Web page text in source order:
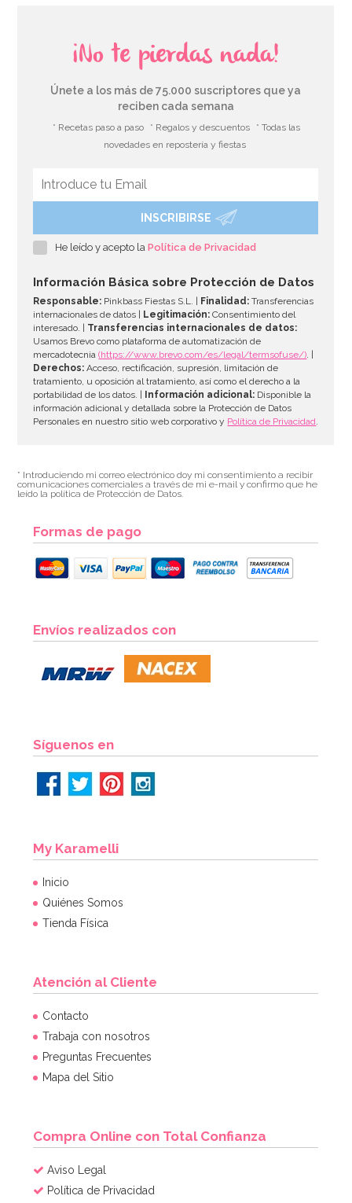
Set de 12 Pajitas Carnival
4,49€
AÑADIR
Marco para Photocall inflable 70 cm
¡No te pierdas nada!
Únete a los más de 75.000 suscriptores que ya
reciben cada semana
* Recetas paso a paso * Regalos y descuentos
* Todas las
novedades en repostería y fiestas
INSCRIBIRSE
He leído y acepto laPolítica de Privacidad
Información Básica sobre Protección de Datos
Responsable: Pinkbass Fiestas S.L. | Finalidad: Transferencias
internacionales de datos |
Legitimación: Consentimiento del
interesado. | Transferencias internacionales de datos:
Usamos Brevo como plataforma de automatización de
mercadotecnia(https://www.brevo.com/es/legal/termsofuse/). |
Derechos: Acceso, rectificación, supresión, limitación de
tratamiento, u oposición al tratamiento, así como el derecho a la
portabilidad de los datos. |
Información adicional: Disponible la
información adicional y detallada sobre la Protección de Datos
Personales en nuestro sitio web corporativo y Política de Privacidad.
* Introduciendo mi correo electrónico doy mi consentimiento a recibir
comunicaciones comerciales a través de mi e-mail y confirmo que he
leído la política de Protección de Datos.
Formas de pago
Envíos realizados con
Síguenos en
My Karamelli
Inicio
Quiénes Somos
Tienda Física
Atención al Cliente
Contacto
Trabaja con nosotros
Preguntas Frecuentes
Mapa del Sitio
Compra Online con Total Confianza
Aviso Legal
Política de Privacidad